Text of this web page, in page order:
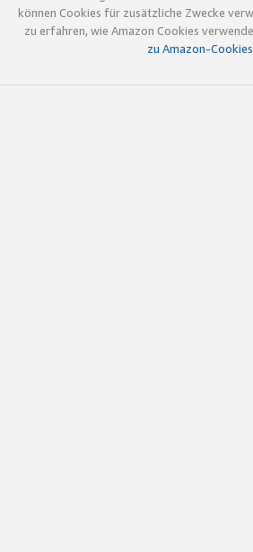
können Cookies für zusätzliche Zwecke
zu erfahren, wie Amazon Cookies
zu Amazon-Cookies